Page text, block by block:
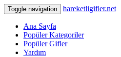
Toggle navigation hareketligifler.net
Ana Sayfa
Popüler Kategoriler
Popüler Gifler
Yardım